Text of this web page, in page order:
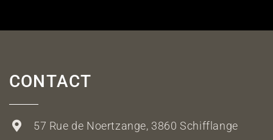
CONTACT
57 Rue de Noertzange, 3860 Schifflange